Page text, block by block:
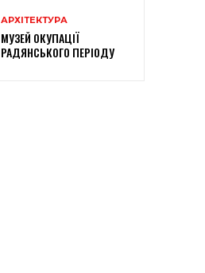
АРХІТЕКТУРА
МУЗЕЙ ОКУПАЦІЇ
РАДЯНСЬКОГО ПЕРІОДУ